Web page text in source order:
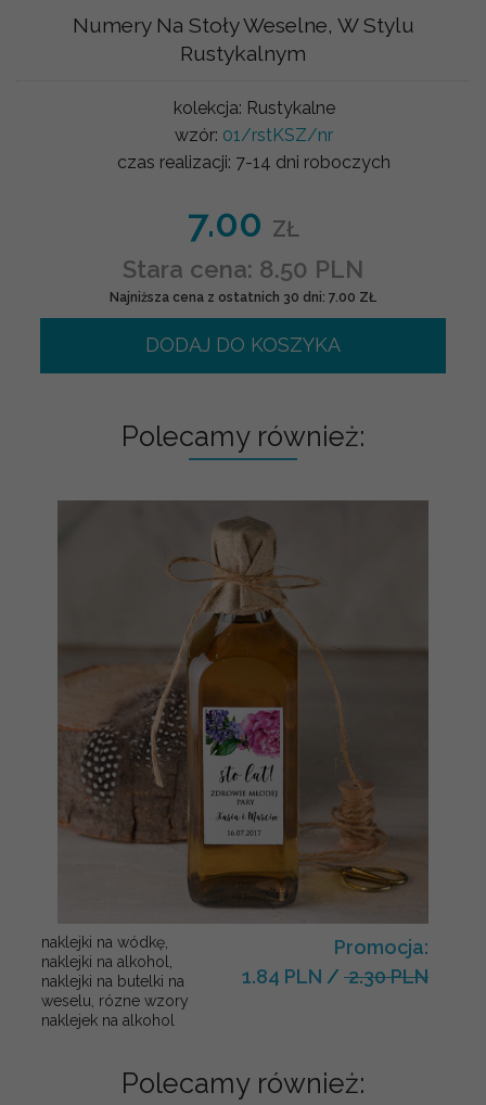
Numery Na Stoły Weselne, W Stylu
Rustykalnym
kolekcja: Rustykalne
wzór: 01/rstKSZ/nr
czas realizacji: 7-14 dni roboczych
7.00 ZŁ
Stara cena: 8.50 PLN
Najniższa cena z ostatnich 30 dni: 7.00 ZŁ
DODAJ DO KOSZYKA
Polecamy również:
naklejki na wódkę,
naklejki na alkohol,
naklejki na butelki na
weselu, rózne wzory
naklejek na alkohol
Promocja:
1.84 PLN / 2.30 PLN
Polecamy również: